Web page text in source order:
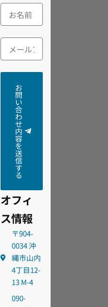
お
問
い
合
わ
せ
内
容
を
送
信
す
る
オフィ
ス情報
〒904-
0034 沖
縄市山内
4丁目12-
13 M-4
090-